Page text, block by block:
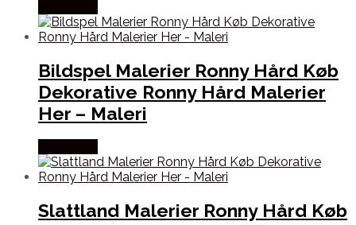
Bildspel Malerier Ronny Hård Køb
Dekorative Ronny Hård Malerier
Her – Maleri
Slattland Malerier Ronny Hård Køb